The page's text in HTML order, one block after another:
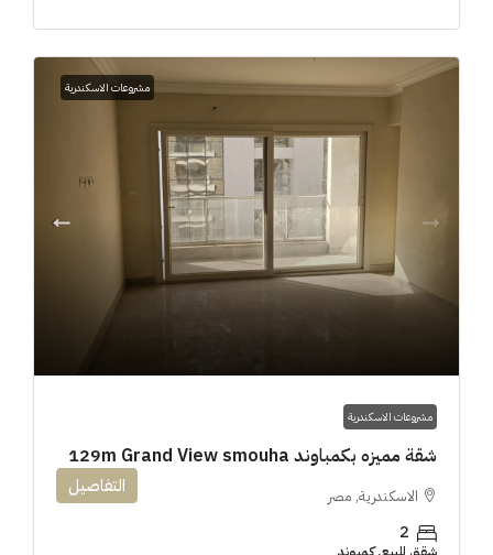
مشروعات الاسكندرية
مشروعات الاسكندرية
شقة مميزه بكمباوند 129m Grand View smouha
الاسكندرية, مصر
2
التفاصيل